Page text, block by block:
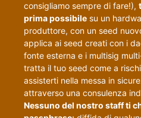
consigliamo sempre di fare!),
prima possibile su un
produttore, con un seed
applica ai seed creati con i
fonte esterna e i multisig
tratta il tuo seed come a
assisterti nella messa in
attraverso una consulenza
Nessuno del nostro staff ti